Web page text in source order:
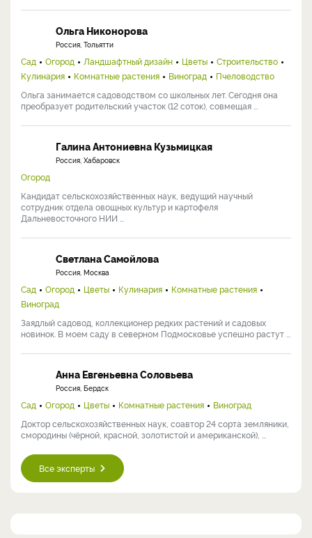
Ольга Никонорова
Россия, Тольятти
Сад Огород Ландшафтный дизайн Цветы
Строительство
Кулинария
Комнатные растения Виноград
Пчеловодство
Ольга занимается садоводством со школьных лет. Сегодня она
преобразует родительский участок (12 соток), совмещая ...
Галина Антониевна Кузьмицкая
Россия, Хабаровск
Огород
Кандидат сельскохозяйственных наук, ведущий научный
сотрудник отдела овощных культур и картофеля
Дальневосточного НИИ ...
Светлана Самойлова
Россия, Москва
Сад Огород Цветы Кулинария
Комнатные растения
Виноград
Заядлый садовод, коллекционер редких растений и садовых
новинок. В моем саду в северном Подмосковье успешно растут ...
Анна Евгеньевна Соловьева
Россия, Бердск
Сад Огород Цветы Комнатные растения
Виноград
Доктор сельскохозяйственных наук, соавтор 24 сорта земляники,
смородины (чёрной, красной, золотистой и американской), ...
Все эксперты